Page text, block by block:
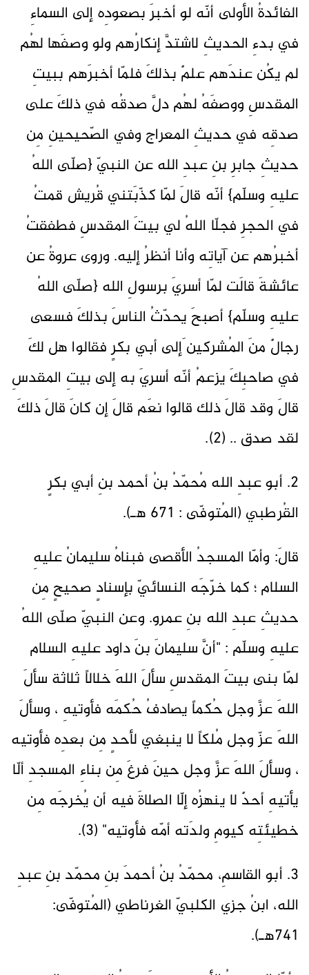
الفائدةُ الأولى أنّه لو أخبرَ بصعودِه إلى السماءِ
في بدءِ الحديثِ لاشتدَّ إنكارُهم ولو وصفَها لهُم
لم يكُن عندَهم علمٌ بذلكَ فلمّا أخبرَهم ببيتِ
المقدسِ ووصفَهُ لهُم دلَّ صدقُه في ذلكَ على
صدقِه في حديثِ المعراج وفي الصّحيحينِ مِن
حديثِ جابرِ بنِ عبدِ الله عن النبيّ {صلّى اللهُ
عليهِ وسلّم} أنّه قالَ لمّا كذّبَتني قُريش قمتُ
في الحجرِ فجلّا اللهُ لي بيتَ المقدسِ فطفقتُ
أخبرُهم عن آياتِه وأنا أنظرُ إليه. وروى عروةُ عن
عائشةَ قالَت لمّا أسريَ برسولِ الله {صلّى اللهُ
عليهِ وسلّم} أصبحَ يحدّثُ الناسَ بذلكَ فسعى
رجالٌ منَ المُشركين َإلى أبي بكرٍ فقالوا هل لكَ
في صاحبِكَ يزعمُ أنّه أسريَ به إلى بيتِ المقدسِ
قالَ وقد قالَ ذلك قالوا نعَم قالَ إن كانَ قالَ ذلكَ
لقد صدق .. (2).
2. أبو عبدِ الله مُحمّدُ بنُ أحمد بنِ أبي بكرٍ
القُرطبي (المُتوفّى : 671 هـ).
قالَ: وأمّا المسجدُ الأقصى فبناهُ سليمانُ عليهِ
السلام ؛ كما خرّجَه النسائيّ بإسنادٍ صحيحٍ مِن
حديثِ عبدِ الله بنِ عمرو. وعن النبيّ صلّى اللهُ
عليهِ وسلّم : "أنَّ سليمانَ بنَ داود عليهِ السلام
لمّا بنى بيتَ المقدسِ سألَ اللهَ خلالاً ثلاثة سألَ
اللهَ عزَّ وجل حُكماً يصادفُ حُكمَه فأوتيهِ ، وسألَ
اللهَ عزّ وجل مُلكاً لا ينبغي لأحدٍ مِن بعدِه فأوتيه
، وسألَ اللهَ عزَّ وجل حينَ فرغَ مِن بناءِ المسجدِ ألّا
يأتيهِ أحدٌ لا ينهزُه إلّا الصلاةَ فيه أن يُخرجَه مِن
خطيئتِه كيومِ ولدَته أمّه فأوتيه" (3).
3. أبو القاسمِ، محمّدُ بنُ أحمدَ بنِ محمّد بنِ عبدِ
الله، ابنُ جزي الكلبيّ الغرناطي (المُتوفّى:
741هـ).